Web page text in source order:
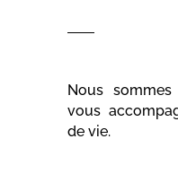
Nous
vous
de vie.